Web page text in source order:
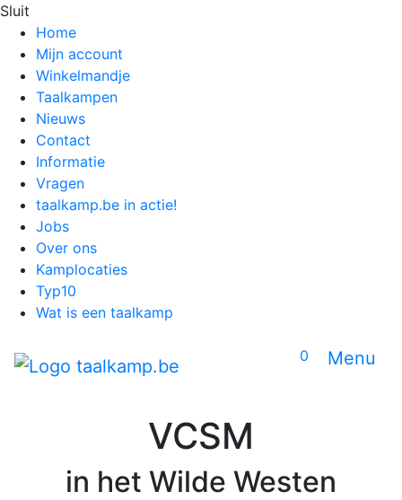
Sluit
Home
Mijn account
Winkelmandje
Taalkampen
Nieuws
Contact
Informatie
Vragen
taalkamp.be in actie!
Jobs
Over ons
Kamplocaties
Typ10
Wat is een taalkamp
0 Menu
VCSM
in het Wilde Westen